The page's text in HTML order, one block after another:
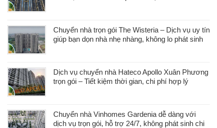
Chuyển nhà trọn gói The Wisteria – Dịch vụ uy tín
giúp bạn dọn nhà nhẹ nhàng, không lo phát sinh
Dịch vụ chuyển nhà Hateco Apollo Xuân Phương
trọn gói – Tiết kiệm thời gian, chi phí hợp lý
Chuyển nhà Vinhomes Gardenia dễ dàng với
dịch vụ trọn gói, hỗ trợ 24/7, không phát sinh chi